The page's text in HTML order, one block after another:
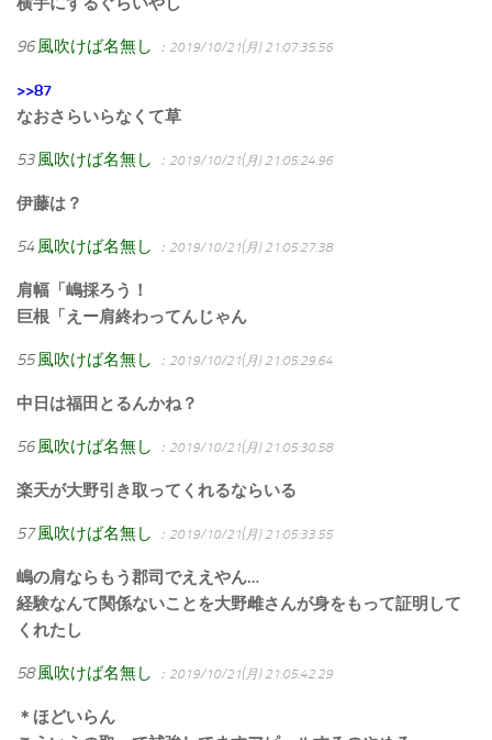
96 風吹けば名無し ：2019/10/21(月) 21:07:35.56
>>87
なおさらいらなくて草
53 風吹けば名無し ：2019/10/21(月) 21:05:24.96
伊藤は？
54 風吹けば名無し ：2019/10/21(月) 21:05:27.38
肩幅「嶋採ろう！
巨根「えー肩終わってんじゃん
55 風吹けば名無し ：2019/10/21(月) 21:05:29.64
中日は福田とるんかね？
56 風吹けば名無し ：2019/10/21(月) 21:05:30.58
楽天が大野引き取ってくれるならいる
57 風吹けば名無し ：2019/10/21(月) 21:05:33.55
嶋の肩ならもう郡司でええやん…
経験なんて関係ないことを大野雌さんが身をもって証明して
くれたし
58 風吹けば名無し ：2019/10/21(月) 21:05:42.29
＊ほどいらん